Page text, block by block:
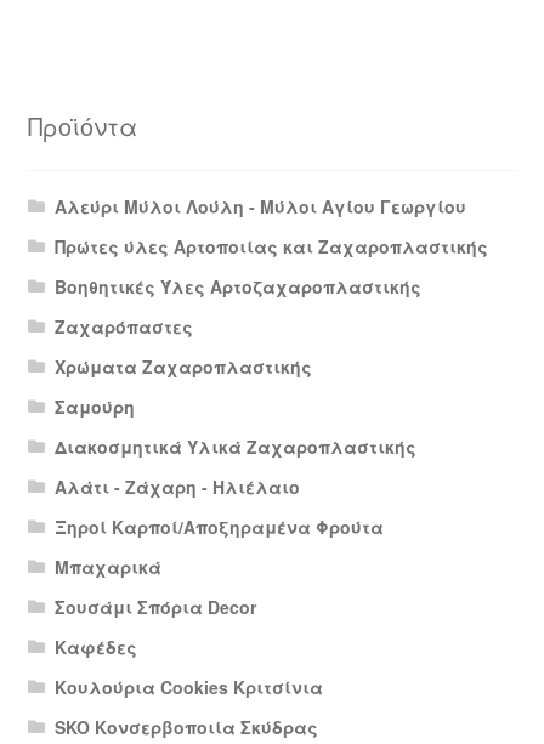
Προϊόντα
Αλεύρι Μύλοι Λούλη - Μύλοι Αγίου Γεωργίου
Πρώτες ύλες Αρτοποιίας και Ζαχαροπλαστικής
Βοηθητικές Ύλες Αρτοζαχαροπλαστικής
Ζαχαρόπαστες
Χρώματα Ζαχαροπλαστικής
Σαμούρη
Διακοσμητικά Υλικά Ζαχαροπλαστικής
Αλάτι - Ζάχαρη - Ηλιέλαιο
Ξηροί Καρποί/Αποξηραμένα Φρούτα
Μπαχαρικά
Σουσάμι Σπόρια Decor
Καφέδες
Κουλούρια Cookies Κριτσίνια
SKO Κονσερβοποιία Σκύδρας